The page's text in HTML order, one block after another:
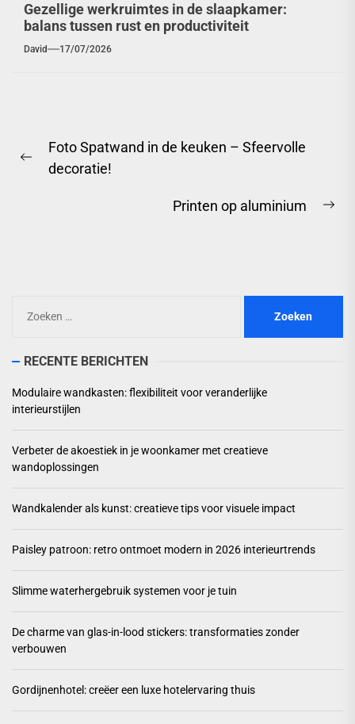
Gezellige werkruimtes in de slaapkamer:
balans tussen rust en productiviteit
David 17/07/2026
Previous
Foto Spatwand in de keuken – Sfeervolle
decoratie!
Printen op aluminium
naar:
RECENTE BERICHTEN
Modulaire wandkasten: flexibiliteit voor veranderlijke
interieurstijlen
Verbeter de akoestiek in je woonkamer met creatieve
wandoplossingen
Wandkalender als kunst: creatieve tips voor visuele impact
Paisley patroon: retro ontmoet modern in 2026 interieurtrends
Slimme waterhergebruik systemen voor je tuin
De charme van glas-in-lood stickers: transformaties zonder
verbouwen
Gordijnenhotel: creëer een luxe hotelervaring thuis